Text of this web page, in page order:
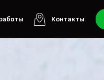
Контакты